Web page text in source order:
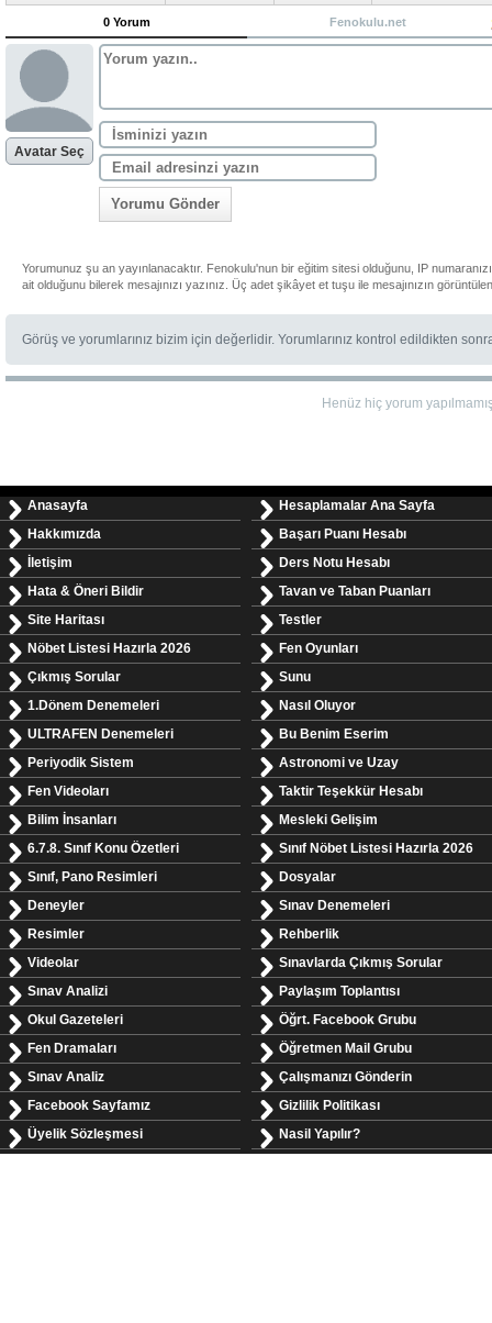
0 Yorum Fenokulu.net
Avatar Seç
Yorumu Gönder
Yorumunuz şu an yayınlanacaktır. Fenokulu'nun bir eğitim sitesi olduğunu, IP
ait olduğunu bilerek mesajınızı yazınız. Üç adet şikâyet et tuşu ile mesajınızın
Görüş ve yorumlarınız bizim için değerlidir. Yorumlarınız kontrol edildikten
Henüz hiç yorum
Anasayfa
Hakkımızda
İletişim
Hata & Öneri Bildir
Site Haritası
Nöbet Listesi Hazırla 2026
Çıkmış Sorular
1.Dönem Denemeleri
ULTRAFEN Denemeleri
Periyodik Sistem
Fen Videoları
Bilim İnsanları
6.7.8. Sınıf Konu Özetleri
Sınıf, Pano Resimleri
Deneyler
Resimler
Videolar
Sınav Analizi
Okul Gazeteleri
Fen Dramaları
Sınav Analiz
Facebook Sayfamız
Üyelik Sözleşmesi
Hesaplamalar Ana Sayfa
Başarı Puanı Hesabı
Ders Notu Hesabı
Tavan ve Taban Puanları
Testler
Fen Oyunları
Sunu
Nasıl Oluyor
Bu Benim Eserim
Astronomi ve Uzay
Taktir Teşekkür Hesabı
Mesleki Gelişim
Sınıf Nöbet Listesi Hazırla 2026
Dosyalar
Sınav Denemeleri
Rehberlik
Sınavlarda Çıkmış Sorular
Paylaşım Toplantısı
Öğrt. Facebook Grubu
Öğretmen Mail Grubu
Çalışmanızı Gönderin
Gizlilik Politikası
Nasil Yapılır?